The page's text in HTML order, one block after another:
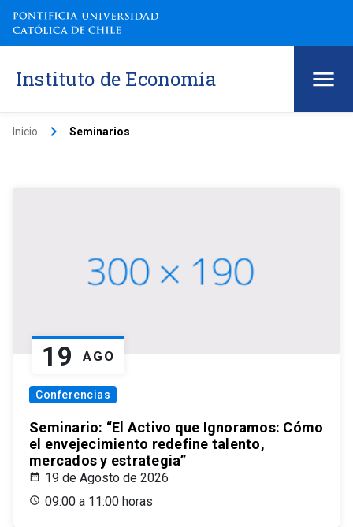
Instituto de Economía
Inicio keyboard_arrow_right Seminarios
19 AGO
Conferencias
Seminario: “El Activo que Ignoramos: Cómo
el envejecimiento redefine talento,
mercados y estrategia”
19 de Agosto de 2026
09:00 a 11:00 horas